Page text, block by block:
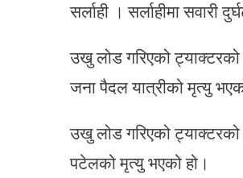
सर्लाही । सर्लाहीमा सवारी
उखु लोड गरिएको
जना पैदल यात्रीको मृत्यु
उखु लोड गरिएको ट्याक्टरको
पटेलको मृत्यु भएको हो।